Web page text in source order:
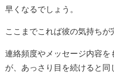
早くなるでしょう。
ここまでこれば彼の気持ちが
連絡頻度やメッセージ内容を
が、あっさり目を続けると同